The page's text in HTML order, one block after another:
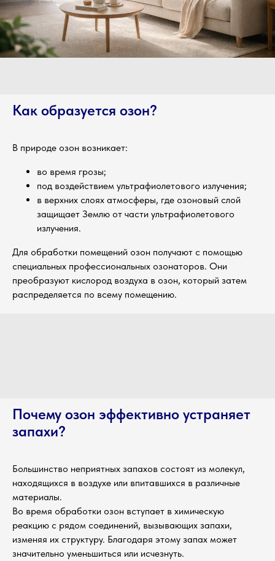
Как образуется озон?
В природе озон возникает:
во время грозы;
под воздействием ультрафиолетового излучения;
в верхних слоях атмосферы, где озоновый слой
защищает Землю от части ультрафиолетового
излучения.
Для обработки помещений озон получают с помощью
специальных профессиональных озонаторов. Они
преобразуют кислород воздуха в озон, который затем
распределяется по всему помещению.
Почему озон эффективно устраняет
запахи?
Большинство неприятных запахов состоят из молекул,
находящихся в воздухе или впитавшихся в различные
материалы.
Во время обработки озон вступает в химическую
реакцию с рядом соединений, вызывающих запахи,
изменяя их структуру. Благодаря этому запах может
значительно уменьшиться или исчезнуть.